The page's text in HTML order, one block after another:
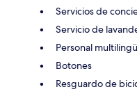
Servicios de
Servicio de
Personal
Botones
Resguardo de